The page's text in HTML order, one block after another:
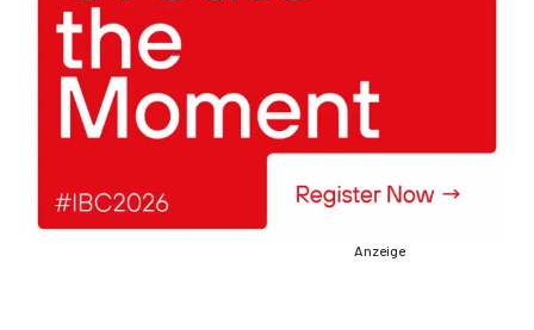
Anzeige